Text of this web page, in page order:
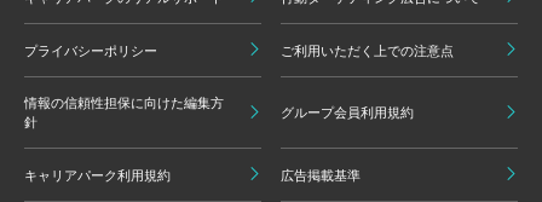
プライバシーポリシー ご利用いただく上での注意点
情報の信頼性担保に向けた編集方
針
グループ会員利用規約
キャリアパーク利用規約 広告掲載基準